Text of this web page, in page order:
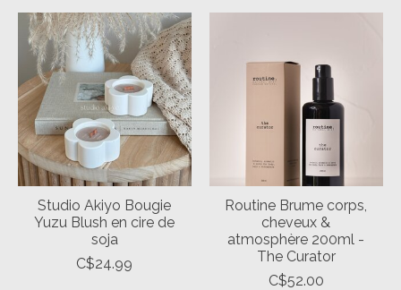
Studio Akiyo Bougie
Yuzu Blush en cire de
soja
C$24.99
Routine Brume corps,
cheveux &
atmosphère 200ml -
The Curator
C$52.00